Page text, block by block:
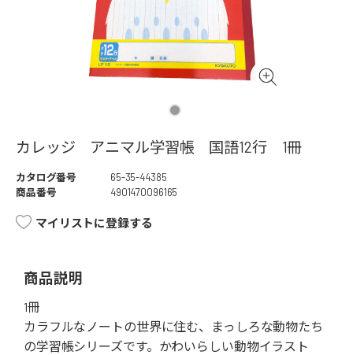
カレッジ アニマル学習帳 国語12行 1冊
カタログ番号
65-35-44385
商品番号
4901470096165
マイリストに登録する
商品説明
1冊
カラフルなノートの世界に住む、まっしろな動物たち
の学習帳シリーズです。かわいらしい動物イラスト